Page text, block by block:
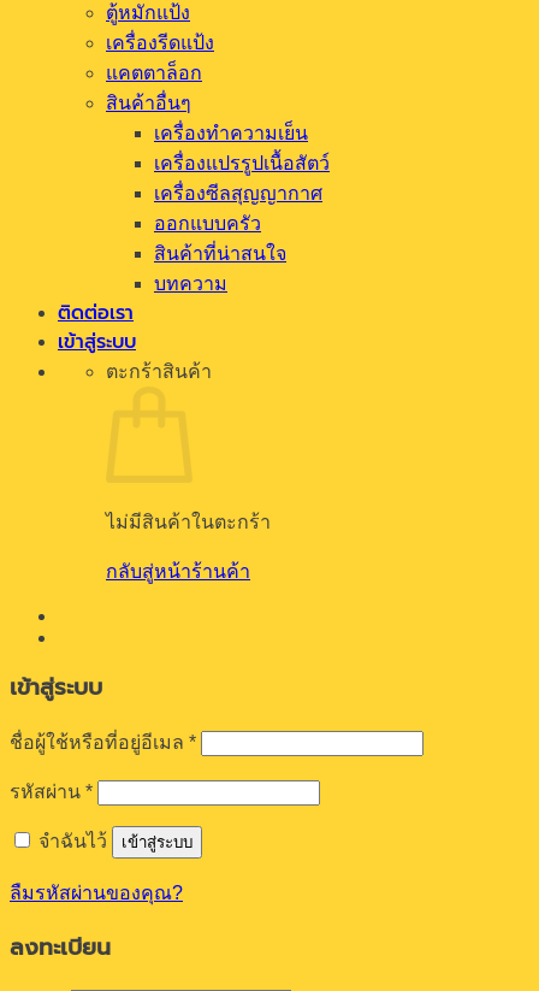
ตู้หมักแป้ง
เครื่องรีดแป้ง
แคตตาล็อก
สินค้าอื่นๆ
เครื่องทำความเย็น
เครื่องแปรรูปเนื้อสัตว์
เครื่องซีลสุญญากาศ
ออกแบบครัว
สินค้าที่น่าสนใจ
บทความ
ติดต่อเรา
เข้าสู่ระบบ
ตะกร้าสินค้า
ไม่มีสินค้าในตะกร้า
กลับสู่หน้าร้านค้า
เข้าสู่ระบบ
ชื่อผู้ใช้หรือที่อยู่อีเมล *ต้องการ
รหัสผ่าน *ต้องการ
จำฉันไว้ เข้าสู่ระบบ
ลืมรหัสผ่านของคุณ?
ลงทะเบียน